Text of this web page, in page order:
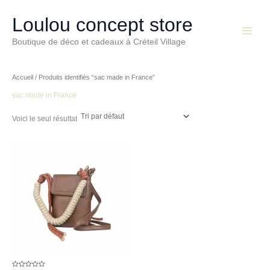
contenuLoulou concept store
Boutique de déco et cadeaux à Créteil Village
Menu
Accueil / Produits identifiés “sac made in France”
sac made in France
Voici le seul résultat